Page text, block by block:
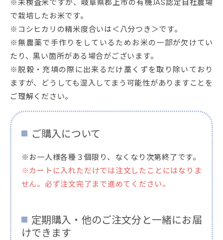
で栽培したお米です。
※コシヒカリの精米度合いは＜八分つき＞です。
※無農薬で手作りをしているためお米の一部が欠けてい
たり、黒い箇所がある場合がございます。
※脱穀・充填の際に出来るだけ藁くずを取り除いており
ますが、どうしても混入してまう可能性がありますことを
ご理解ください。
ご購入について
※お一人様各種３個限り、なくなり次第終了です。
※カートに入れただけでは注文したことにはなりま
せん。必ず注文完了まで進めてください。
定期購入・他のご注文分と一緒にお届
けできます